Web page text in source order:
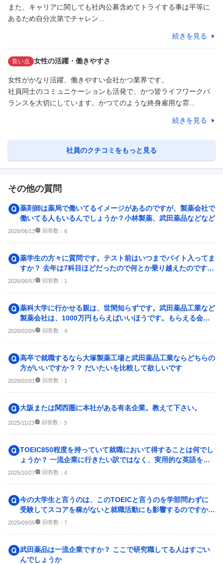
また、キャリアに関しても社内公募含めてトライする事は平等に
あるため自分次第でチャレン...
続きを見る
良い点 女性の活躍・働きやすさ
女性がかなり活躍、働きやすい会社かつ業界です。
社員同士のコミュニケーションも活発で、かつ皆ライフワークバ
ランスを大切にしています。かつてのような終身雇用な雰...
続きを見る
社員のクチコミをもっと見る
その他の質問
薬剤師は薬局で働いてるイメージがあるのですが、製薬会社で
働いてる人もいるんでしょうか？小林製薬、武田薬品などなど
2026/06/13 回答数： 6
薬学生の方々に質問です。テスト前はいつまでバイト入ってま
すか？ 去年は7科目ほどだったので何とか乗り越えたのです
が、今年の前期は10科...
2026/06/07 回答数： 1
薬科大学に行かせる親は、世間知らずです。武田薬品工業など
製薬会社は、1000万円もらえばいいほうです。もらえる会社
は、キーエンスで、倍...
2026/02/09 回答数： 4
高卒で就職するなら大塚製薬工場と武田薬品工業ならどちらの
方がいいですか？？ だいたいを比較して欲しいです
2026/02/01 回答数： 1
大阪または関西圏に本社がある有名企業。教えて下さい。
2025/11/23 回答数： 3
TOEIC850程度を持っていて就職において得することは何でし
ょうか？ 一流企業に行きたい訳ではなく、実用的な英語を身
につけたいです。...
2025/10/27 回答数： 4
今の大学生と言うのは、このTOEICと言うのを学部問わずに
受験してスコアを稼がないと就職活動にも影響するのですか？
僕の甥っ子（妹の息...
2025/09/05 回答数： 7
武田薬品は一流企業ですか？ ここで研究職してる人はすごい
んでしょうか